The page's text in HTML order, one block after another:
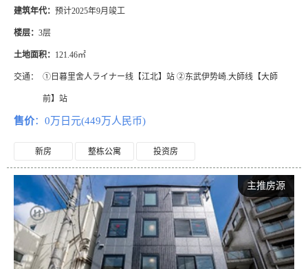
建筑年代： 预计2025年9月竣工
楼层： 3层
土地面积： 121.46㎡
交通： ①日暮里舍人ライナー线【江北】站 ②东武伊势崎.大師线【大師
前】站
售价：0万日元(449万人民币)
新房 整栋公寓 投资房
主推房源